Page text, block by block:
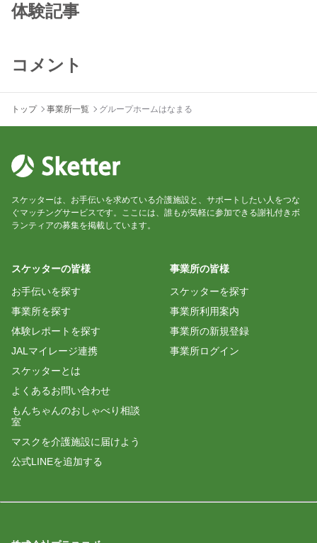
体験記事
コメント
トップ 事業所一覧 グループホームはなまる
スケッターは、お手伝いを求めている介護施設と、サポートしたい人をつな
ぐマッチングサービスです。ここには、誰もが気軽に参加できる謝礼付きボ
ランティアの募集を掲載しています。
スケッターの皆様
お手伝いを探す
事業所を探す
体験レポートを探す
JALマイレージ連携
スケッターとは
よくあるお問い合わせ
もんちゃんのおしゃべり相談
室
マスクを介護施設に届けよう
公式LINEを追加する
事業所の皆様
スケッターを探す
事業所利用案内
事業所の新規登録
事業所ログイン